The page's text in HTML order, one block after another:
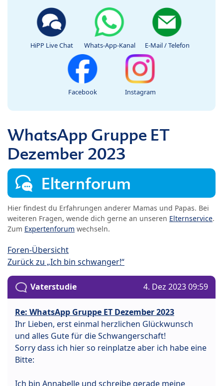
HiPP Live Chat Whats-App-Kanal E-Mail / Telefon
Facebook Instagram
WhatsApp Gruppe ET
Dezember 2023
Elternforum
Hier findest du Erfahrungen anderer Mamas und Papas. Bei
weiteren Fragen, wende dich gerne an unseren Elternservice.
Zum Expertenforum wechseln.
Foren-Übersicht
Zurück zu „Ich bin schwanger!“
Vaterstudie 4. Dez 2023 09:59
Re: WhatsApp Gruppe ET Dezember 2023
Ihr Lieben, erst einmal herzlichen Glückwunsch
und alles Gute für die Schwangerschaft!
Sorry dass ich hier so reinplatze aber ich habe eine
Bitte:
Ich bin Annabelle und schreibe gerade meine